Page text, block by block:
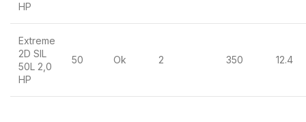
HP
Extreme
2D SIL
50L 2,0
HP
50 Ok 2 350 12.4